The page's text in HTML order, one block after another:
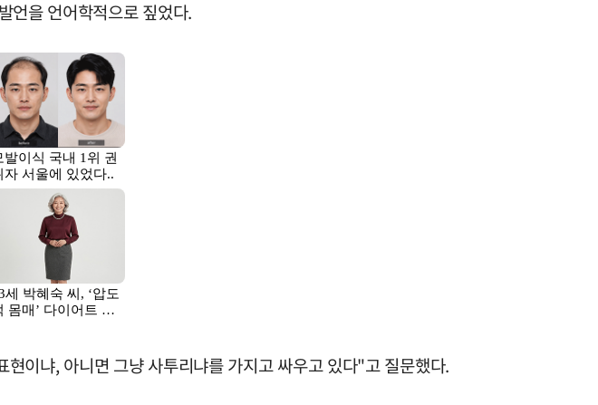
언을 언어학적으로 짚었다.
이냐, 아니면 그냥 사투리냐를 가지고 싸우고 있다"고 질문했다.